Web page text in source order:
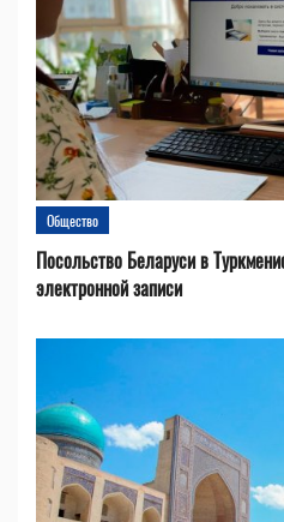
Общество
Посольство Беларуси в
электронной записи